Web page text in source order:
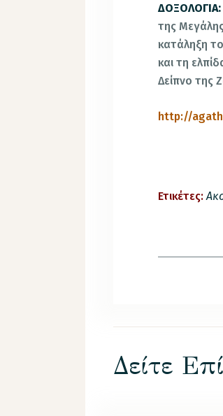
ΔΟΞΟΛΟΓΙΑ:
της
κατάληξη
και τη
Δείπνο της
http://
Ετικέτες:
Δείτε